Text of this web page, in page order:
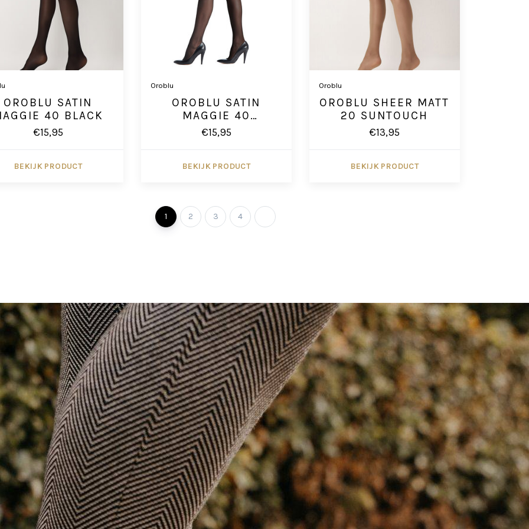
OROBLU SATIN
40 BLACK
€15,95
BEKIJK PRODUCT
Oroblu
OROBLU SATIN
MAGGIE 40
SINGAPOUR
€15,95
BEKIJK PRODUCT
Oroblu
OROBLU SHEER MATT
20 SUNTOUCH
€13,95
BEKIJK PRODUCT
1 2 3 4